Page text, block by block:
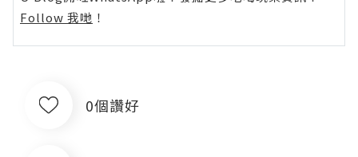
Follow 我哋 ！
0個讚好